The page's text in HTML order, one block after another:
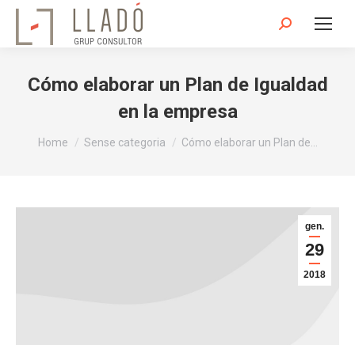
Search:
Cómo elaborar un Plan de Igualdad
en la empresa
You are here:
Home Sense categoria Cómo elaborar un Plan de…
gen.
29
2018